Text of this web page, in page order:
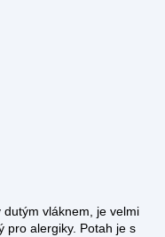
dutým vláknem, je velmi
pro alergiky. Potah je s